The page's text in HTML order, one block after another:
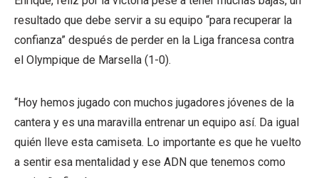
resultado que debe servir a su equipo “para recuperar la
confianza” después de perder en la Liga francesa contra
el Olympique de Marsella (1-0).
“Hoy hemos jugado con muchos jugadores jóvenes de la
cantera y es una maravilla entrenar un equipo así. Da igual
quién lleve esta camiseta. Lo importante es que he vuelto
a sentir esa mentalidad y ese ADN que tenemos como